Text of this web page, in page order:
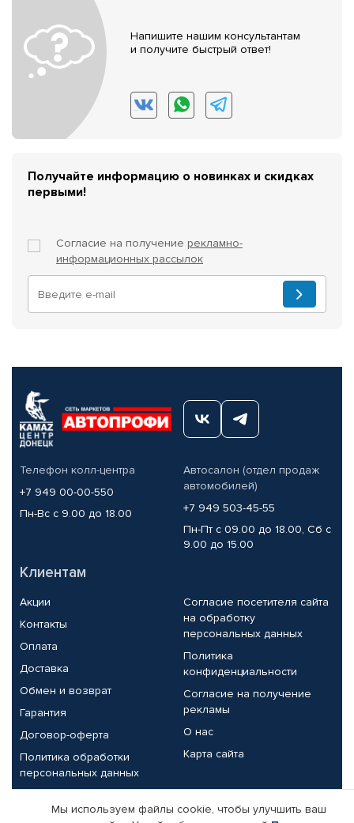
Напишите нашим консультантам
и получите быстрый ответ!
Получайте информацию о новинках и скидках
первыми!
Согласие на получение рекламно-
информационных рассылок
Телефон колл-центра
+7 949 00-00-550
Пн-Вс с 9.00 до 18.00
Автосалон (отдел продаж
автомобилей)
+7 949 503-45-55
Пн-Пт с 09.00 до 18.00, Сб с
9.00 до 15.00
Клиентам
Акции
Контакты
Оплата
Доставка
Обмен и возврат
Гарантия
Договор-оферта
Политика обработки
персональных данных
Согласие посетителя сайта
на обработку
персональных данных
Политика
конфиденциальности
Согласие на получение
рекламы
О нас
Карта сайта
Партнерам
Мы используем файлы cookie, чтобы улучшить ваш